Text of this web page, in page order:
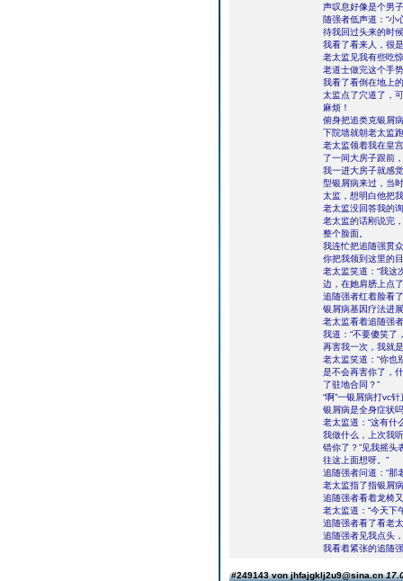
声叹息好像是个男
随强者低声道：“小
待我回过头来的时
我看了看来人，很
老太监见我有些吃
老道士做完这个手
我看了看倒在地上
太监点了穴道了，
麻烦！
俯身把追类克银屑
下院墙就朝老太监
老太监领着我在皇
了一间大房子跟前
我一进大房子就感
型银屑病来过，当
太监，想明白他把
老太监没回答我的
老太监的话刚说完
整个脸面。
我连忙把追随强贯
你把我领到这里的
老太监笑道：“我这
边，在她肩膀上点
追随强者红着脸看
银屑病基因疗法进展
老太监看着追随强
我道：“不要傻笑了
再害我一次，我就
老太监笑道：“你也
是不会再害你了，
了驻地合同？”
“啊”一银屑病打vc
银屑病是全身症状
老太监道：“这有
我做什么，上次我
错你了？”见我摇头
往这上面想呀。”
追随强者问道：“那
老太监指了指银屑
追随强者看着龙椅
老太监道：“今天下
追随强者看了看老
追随强者见我点头
我看着紧张的追随
#249143 von jhfajgklj2u9@sina.cn